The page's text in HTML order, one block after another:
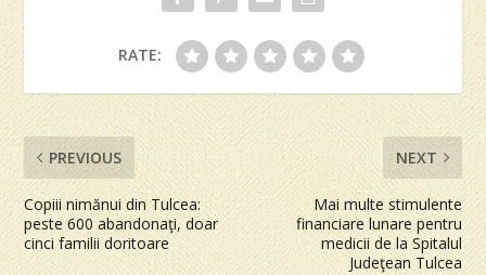
RATE:
PREVIOUS
Copiii nimănui din Tulcea:
peste 600 abandonaţi, doar
cinci familii doritoare
NEXT
Mai multe stimulente
financiare lunare pentru
medicii de la Spitalul
Judeţean Tulcea